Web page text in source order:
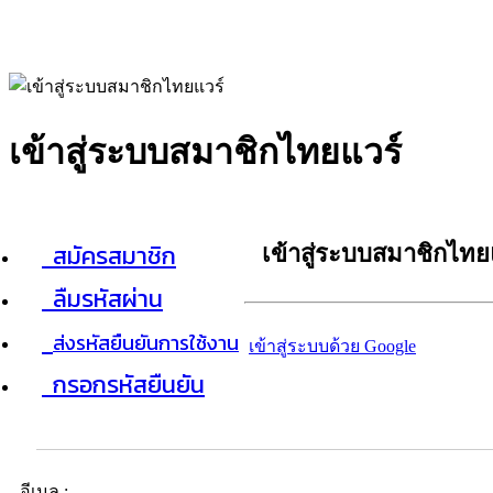
เข้าสู่ระบบสมาชิกไทยแวร์
สมัครสมาชิก
ลืมรหัสผ่าน
ส่งรหัสยืนยันการใช้งาน
กรอกรหัสยืนยัน
เข้าสู่ระบบสมาชิกไท
เข้าสู่ระบบด้วย Google